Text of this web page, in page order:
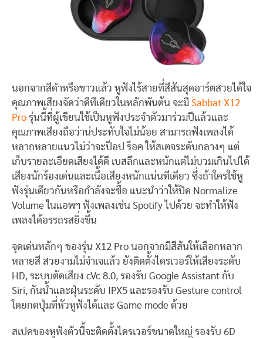
นอกจากสีดำหรือขาวแล้ว หูฟังไร้สายที่สีสันสุดอาร์ตสวยได้ใจ
คุณภาพเสียงจัดว่าดีทีเดียวในหลักพันต้น จะมี Sabbat X12
Pro รุ่นนี้ที่ผู้เขียนใช้เป็นหูฟังประจำตัวมาร่วมปีแล้วและ
คุณภาพเสียงถือว่าน่ประทับใจไม่น้อย สามารถฟังเพลงได้
หลากหลายแนวไม่ว่าจะป็อป ร็อค ให้สเตจระดับกลางๆ แต่
เก็บรายละเอียดเสียงได้ดี เบสลึกและหนักแต่ไม่บวมเกินไปได้
เสียงนักร้องเด่นและเนื้อเสียงหนักแน่นทีเดียว ซึ่งถ้าใครใช้หู
ฟังรุ่นเดียวกันหรือกำลังจะซื้อ แนะนำว่าให้ปิด Normalize
Volume ในแอพฯ ฟังเพลงเช่น Spotify ไปด้วย จะทำให้ฟัง
เพลงได้อรรถรสยิ่งขึ้น
จุดเด่นหลักๆ ของรุ่น X12 Pro นอกจากมีสีสันให้เลือกหลาก
หลายสี สวยงามไม่จำเจแล้ว ยังติดตั้งไดรเวอร์ให้เสียงระดับ
HD, ระบบตัดเสียง cVc 8.0, รองรับ Google Assistant กับ
Siri, กันน้ำและฝุ่นระดับ IPX5 และรองรับ Gesture control
โดยกดปุ่มที่หัวหูฟังได้และ Game mode ด้วย
สเปคของหูฟังตัวนี้จะติดตั้งไดรเวอร์ขนาดใหญ่ รองรับ 6D